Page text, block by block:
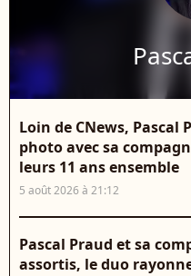
Loin de CNews, Pascal
photo avec sa
leurs 11 ans ensemble
5 août 2026 à 21:12
Pascal Praud et sa
assortis, le duo